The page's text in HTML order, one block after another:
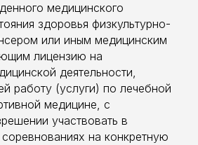
медицинского
здоровья физкультурно-
или иным медицинским
лицензию на
деятельности,
работу (услуги) по лечебной
медицине, с
участвовать в
соревнованиях на конкретную